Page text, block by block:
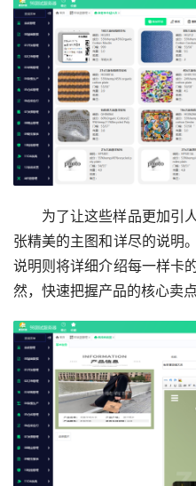
为了让这些样品更加引
张精美的主图和详尽的说明
说明则将详细介绍每一样卡
然，快速把握产品的核心卖点